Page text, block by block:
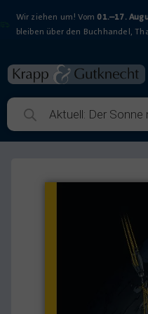
Wir ziehen um! Vom 01.–17.
bleiben über den Buchhandel,